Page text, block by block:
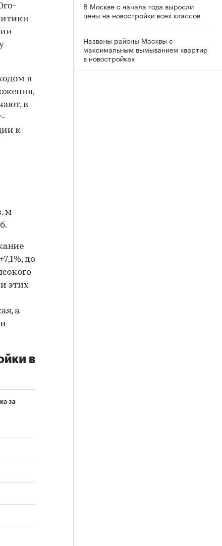
в
в
к
м
до
этих
а
в
за
В Москве с начала года выросли
цены на новостройки всех классов
Названы районы Москвы с
максимальным вымыванием квартир
в новостройках